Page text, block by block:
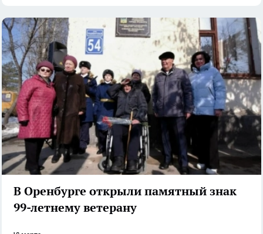
В Оренбурге открыли памятный знак
99-летнему ветерану